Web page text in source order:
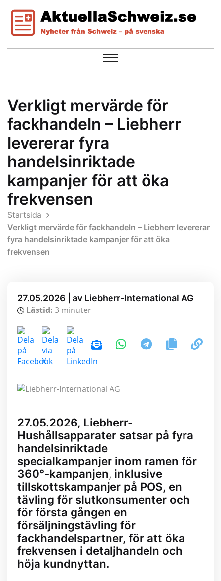
Verkligt mervärde för
fackhandeln – Liebherr
levererar fyra
handelsinriktade
kampanjer för att öka
frekvensen
Startsida
Verkligt mervärde för fackhandeln – Liebherr levererar
fyra handelsinriktade kampanjer för att öka
frekvensen
27.05.2026 | av Liebherr-International AG
Lästid: 3 minuter
27.05.2026, Liebherr-
Hushållsapparater satsar på fyra
handelsinriktade
specialkampanjer inom ramen för
360°-kampanjen, inklusive
tillskottskampanjer på POS, en
tävling för slutkonsumenter och
för första gången en
försäljningstävling för
fackhandelspartner, för att öka
frekvensen i detaljhandeln och
höja kundnyttan.